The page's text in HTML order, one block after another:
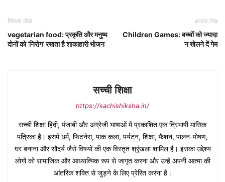
पिछला लेख
vegetarian food: प्रकृति और मनुष्य
दोनों को ‘निरोग’ रखता है शाकाहारी भोजन
अगला लेख
Children Games: बच्चों को ज्यादा
न खेलने दें गेम
सच्ची शिक्षा
https://sachishiksha.in/
सच्ची शिक्षा हिंदी, पंजाबी और अंग्रेजी भाषाओं में प्रकाशित एक त्रिभाषी मासिक
पत्रिका है। इसमें धर्म, फिटनेस, पाक कला, पर्यटन, शिक्षा, फैशन, पालन-पोषण,
घर बनाना और सौंदर्य जैसे विषयों की एक विस्तृत श्रृंखला शामिल है। इसका उद्देश्य
लोगों को सामाजिक और आध्यात्मिक रूप से जागृत करना और उन्हें अपनी आत्मा की
आंतरिक शक्ति से जुड़ने के लिए प्रेरित करना है।